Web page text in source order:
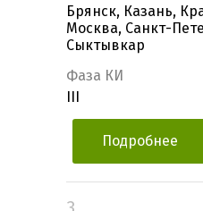
Брянск, Казань,
Москва, Санкт-
Сыктывкар
Фаза КИ
Подробнее